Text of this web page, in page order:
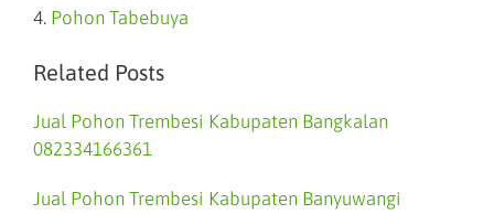
4. Pohon Tabebuya
Related Posts
Jual Pohon Trembesi Kabupaten Bangkalan
082334166361
Jual Pohon Trembesi Kabupaten Banyuwangi